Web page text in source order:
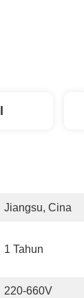
Jiangsu, Cina
1 Tahun
220-660V